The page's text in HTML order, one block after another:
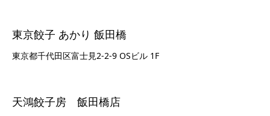
東京餃子 あかり 飯田橋
東京都千代田区富士見2-2-9 OSビル 1F
天鴻餃子房 飯田橋店